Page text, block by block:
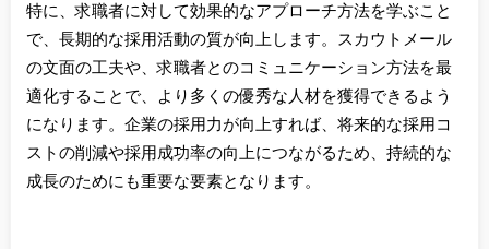
特に、求職者に対して効果的なアプローチ方法を学ぶこと
で、長期的な採用活動の質が向上します。スカウトメール
の文面の工夫や、求職者とのコミュニケーション方法を最
適化することで、より多くの優秀な人材を獲得できるよう
になります。企業の採用力が向上すれば、将来的な採用コ
ストの削減や採用成功率の向上につながるため、持続的な
成長のためにも重要な要素となります。